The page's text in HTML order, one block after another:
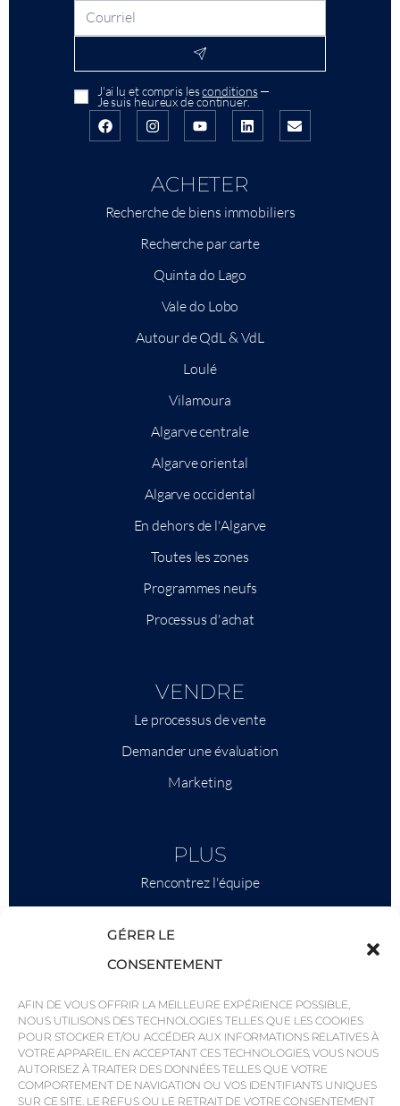
GÉRER LE
CONSENTEMENT
AFIN DE VOUS OFFRIR LA MEILLEURE EXPÉRIENCE POSSIBLE,
NOUS UTILISONS DES TECHNOLOGIES TELLES QUE LES COOKIES
POUR STOCKER ET/OU ACCÉDER AUX INFORMATIONS RELATIVES À
VOTRE APPAREIL. EN ACCEPTANT CES TECHNOLOGIES, VOUS NOUS
AUTORISEZ À TRAITER DES DONNÉES TELLES QUE VOTRE
COMPORTEMENT DE NAVIGATION OU VOS IDENTIFIANTS UNIQUES
SUR CE SITE. LE REFUS OU LE RETRAIT DE VOTRE CONSENTEMENT
J'ai lu et compris lesconditions—
Je suis heureux de continuer.
ACHETER
Recherche de biens immobiliers
Recherche par carte
Quinta do Lago
Vale do Lobo
Autour de QdL & VdL
Loulé
Vilamoura
Algarve centrale
Algarve oriental
Algarve occidental
En dehors de l'Algarve
Toutes les zones
Programmes neufs
Processus d'achat
VENDRE
Le processus de vente
Demander une évaluation
Marketing
PLUS
Rencontrez l'équipe
Pourquoi QP Savills ?
Actualités et événements
Cartes de la région
Communauté